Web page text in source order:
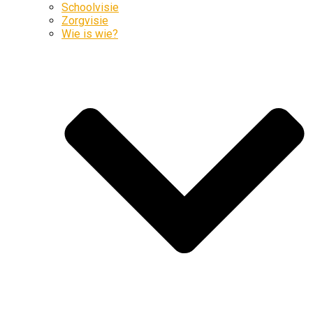
Schoolvisie
Zorgvisie
Wie is wie?